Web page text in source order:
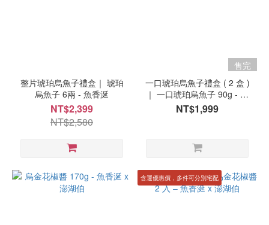
整片琥珀烏魚子禮盒｜ 琥珀
烏魚子 6兩 - 魚香涎
NT$2,399
NT$2,580
售完
一口琥珀烏魚子禮盒 ( 2 盒 )
｜ 一口琥珀烏魚子 90g - 魚
香涎
NT$1,999
含運優惠價，多件可分別宅配